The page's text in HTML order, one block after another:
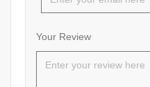
Your Review